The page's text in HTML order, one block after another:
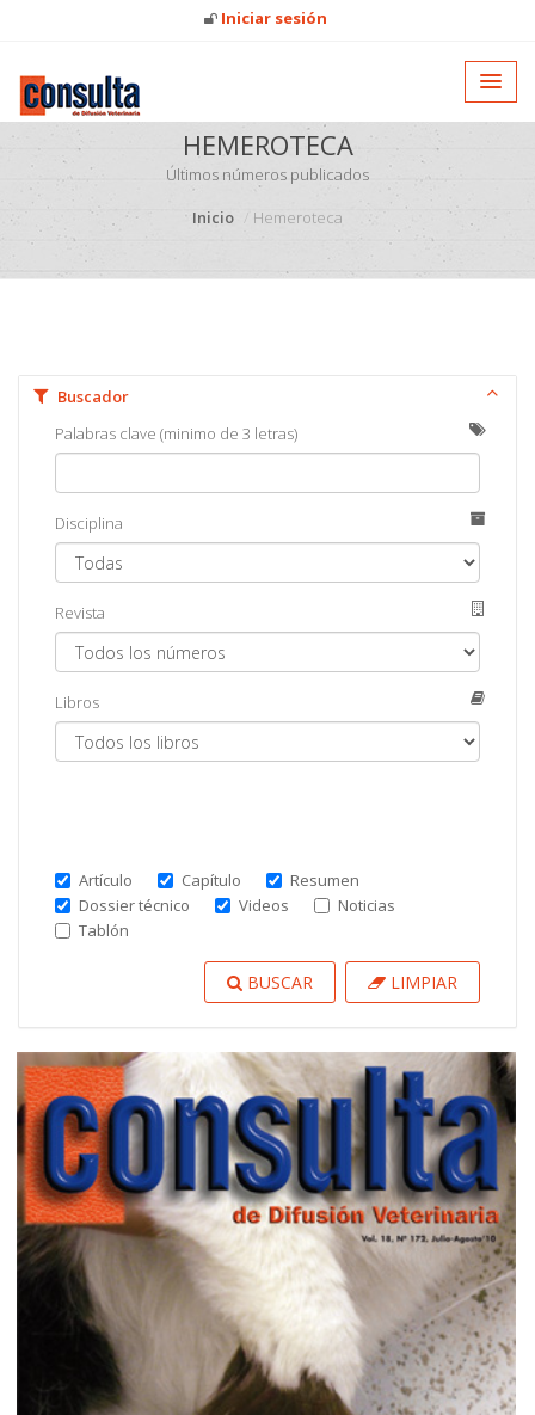
Iniciar sesión
HEMEROTECA
Últimos números publicados
Inicio
Hemeroteca
Buscador
Palabras clave (minimo de 3 letras)
Disciplina
Revista
Libros
Artículo Capítulo
Resumen
Dossier técnico
Videos
Noticias
Tablón
BUSCAR LIMPIAR